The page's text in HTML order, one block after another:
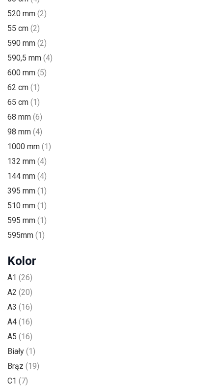
520 mm (2)
55 cm (2)
590 mm (2)
590,5 mm (4)
600 mm (5)
62 cm (1)
65 cm (1)
68 mm (6)
98 mm (4)
1000 mm (1)
132 mm (4)
144 mm (4)
395 mm (1)
510 mm (1)
595 mm (1)
595mm (1)
Kolor
A1 (26)
A2 (20)
A3 (16)
A4 (16)
A5 (16)
Biały (1)
Brąz (19)
C1 (7)